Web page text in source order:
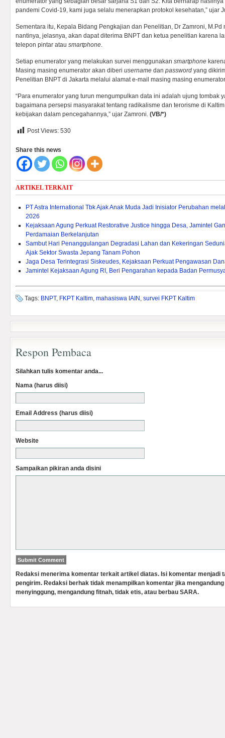
pandemi Covid-19, kami juga selalu menerapkan protokol kesehatan,” ujar
Sementara itu, Kepala Bidang Pengkajian dan Penelitian, Dr Zamroni,
nantinya, jelasnya, akan dapat diterima BNPT dan ketua penelitian karena
telepon pintar atau smartphone.
Setiap enumerator yang melakukan survei menggunakan smartphone
Masing masing enumerator akan diberi username dan password yang
Penelitian BNPT di Jakarta melalui alamat e-mail masing masing enumerator
“Para enumerator yang turun mengumpulkan data ini adalah ujung tombak
bagaimana persepsi masyarakat tentang radikalisme dan terorisme di
kebijakan dalam pencegahannya,” ujar Zamroni. (VB/*)
Post Views: 530
Share this news
ARTIKEL TERKAIT
PT Astra International Tbk Ajak Anak Muda Jadi Inisiator Perubahan
2026
Kejaksaan Agung Perkuat Restorative Justice hingga Desa, Jamintel
Perdamaian Berkelanjutan
Sambut Hari Penanggulangan Degradasi Lahan dan Kekeringan
Ajak Sektor Swasta Jepang Tanam Pohon
Jaga Desa Terintegrasi Siskeudes, Kejaksaan Perkuat Pengawasan
Jamintel Kejaksaan Agung RI, Beri Pengarahan kepada Badan
Tags: BNPT, FKPT Kaltim, mahasiswa IAIN , survei FKPT Kaltim
Respon Pembaca
Silahkan tulis komentar anda...
Nama (harus diisi)
Email Address (harus diisi)
Website
Sampaikan pikiran anda disini
Redaksi menerima komentar terkait artikel diatas. Isi komentar menjadi
pengirim. Redaksi berhak tidak menampilkan komentar jika
menyinggung, mengandung fitnah, tidak etis, atau berbau SARA.